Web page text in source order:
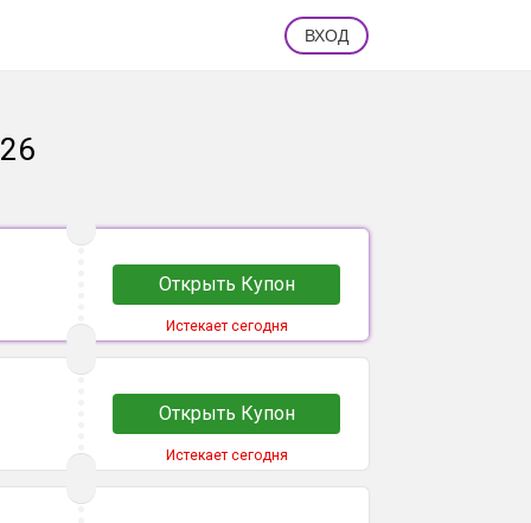
ВХОД
Открыть Купон
Истекает сегодня
Открыть Купон
Истекает сегодня